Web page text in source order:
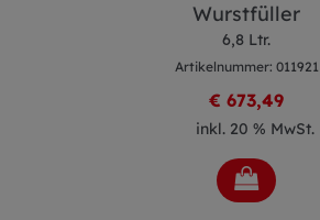
Wurstfüller
6,8 Ltr.
Artikelnummer: 011921
€ 673,49
inkl. 20 % MwSt.